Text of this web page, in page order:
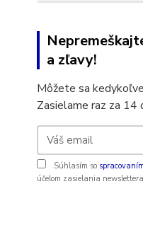
a zľavy!
Môžete sa
Zasielame raz za 14
Súhlasím so
účelom zasielania